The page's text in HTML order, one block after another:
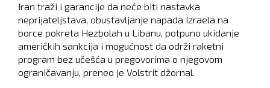
Iran traži i garancije da neće biti nastavka
neprijateljstava, obustavljanje napada Izraela na
borce pokreta Hezbolah u Libanu, potpuno ukidanje
američkih sankcija i mogućnost da održi raketni
program bez učešća u pregovorima o njegovom
ograničavanju, preneo je Volstrit džornal.